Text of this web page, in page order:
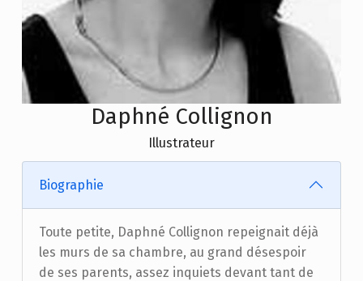
Daphné Collignon
Illustrateur
Biographie
Toute petite, Daphné Collignon repeignait déjà
les murs de sa chambre, au grand désespoir
de ses parents, assez inquiets devant tant de